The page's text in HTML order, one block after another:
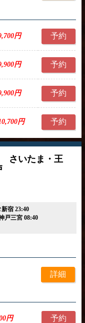
円 予約
円 予約
円 予約
円 予約
さいたま・王
宿 23:40
戸三宮 08:40
詳細
円 予約